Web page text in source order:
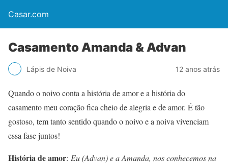
Casar.com
Casamento Amanda & Advan
Lápis de Noiva 12 anos atrás
Quando o noivo conta a história de amor e a história do
casamento meu coração fica cheio de alegria e de amor. É tão
gostoso, tem tanto sentido quando o noivo e a noiva vivenciam
essa fase juntos!
História de amor: Eu (Advan) e a Amanda, nos conhecemos na